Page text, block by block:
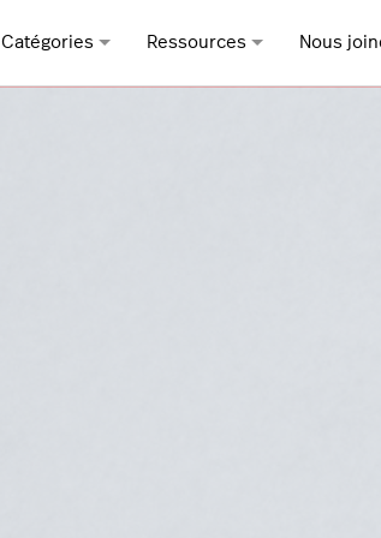
Catégories Ressources Nous